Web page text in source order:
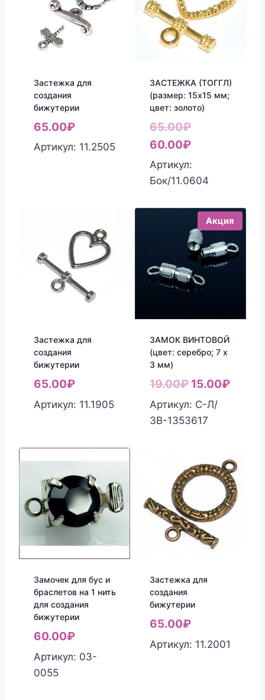
Застежка для
создания
бижутерии
65.00₽
Артикул: 11.2505
ЗАСТЕЖКА (ТОГГЛ)
(размер: 15х15 мм;
цвет: золото)
65.00₽
цена
составляла
65.00₽.
60.00₽Текущая
цена:
60.00₽.
Артикул:
Бок/11.0604
Застежка для
создания
бижутерии
65.00₽
Артикул: 11.1905
Акция
ЗАМОК ВИНТОВОЙ
(цвет: серебро; 7 х
3 мм)
19.00₽
цена
составляла
15.00₽
Артикул: С-Л/
ЗВ-1353617
Замочек для бус и
браслетов на 1 нить
для создания
бижутерии
60.00₽
Артикул: 03-
0055
Застежка для
создания
бижутерии
65.00₽
Артикул: 11.2001